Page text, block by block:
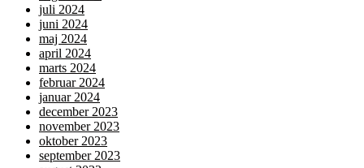
juli 2024
juni 2024
maj 2024
april 2024
marts 2024
februar 2024
januar 2024
december 2023
november 2023
oktober 2023
september 2023